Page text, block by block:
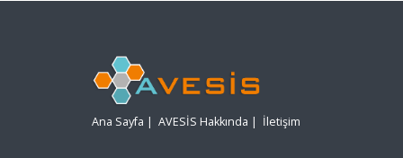
Ana Sayfa | AVESİS Hakkında | İletişim